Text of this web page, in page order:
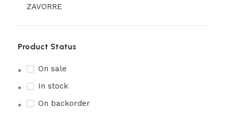
ZAVORRE
Product Status
On sale
In stock
On backorder